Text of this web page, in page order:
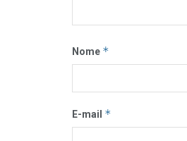
Nome *
E-mail *